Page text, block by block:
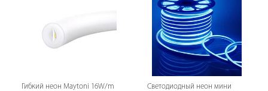
Гибкий неон Maytoni 16W/m
Светодиодный неон мини